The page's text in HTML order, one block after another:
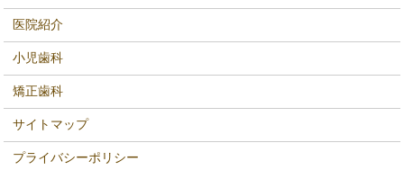
医院紹介
小児歯科
矯正歯科
サイトマップ
プライバシーポリシー